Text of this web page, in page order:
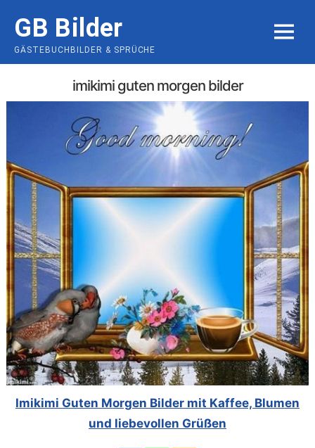
content
GB Bilder
GÄSTEBUCHBILDER & SPRÜCHE
MENU
imikimi guten morgen bilder
Imikimi Guten Morgen Bilder mit Kaffee, Blumen
und liebevollen Grüßen